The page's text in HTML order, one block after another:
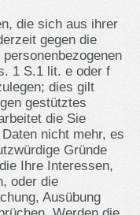
die sich aus ihrer
gegen die
1 S.1 lit. e oder f
dies gilt
gestütztes
die Sie
nicht mehr, es
Gründe
Ihre Interessen,
oder die
Ausübung